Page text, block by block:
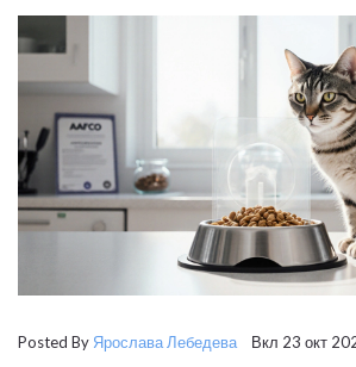
Posted By Ярослава Лебедева Вкл 23 окт